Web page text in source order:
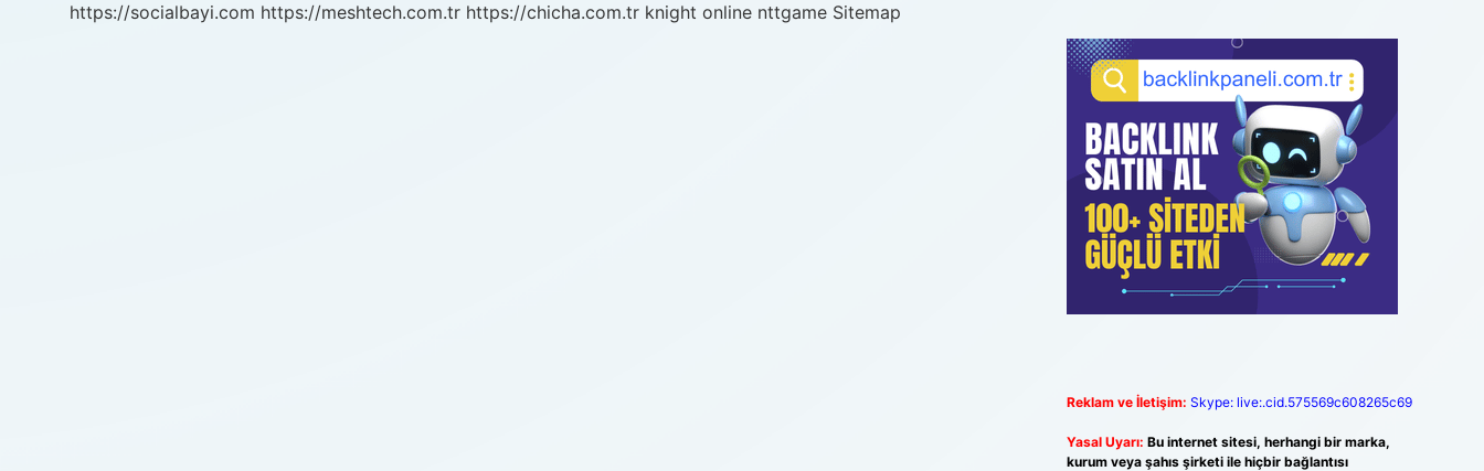
https://socialbayi.com https://meshtech.com.tr https://chicha.com.tr knight online nttgame Sitemap
Reklam ve İletişim: Skype: live:.cid.575569c608265c69
Yasal Uyarı: Bu internet sitesi, herhangi bir marka,
kurum veya şahıs şirketi ile hiçbir bağlantısı